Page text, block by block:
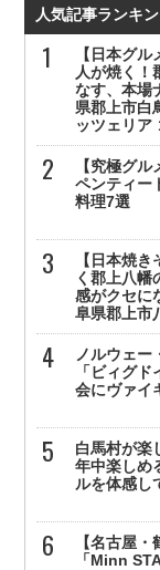
人気記事ランキ
【日本グ
人が焼く！
なす、本場
県郡上市白
ッツェリア
【究極グ
ペンティー
料理7選
【日本焼
く郡上八幡
感がクセに
阜県郡上市
ノルウェー
「ビィグ
会にヴァイ
白馬村が楽
年中楽しめ
ルを体感し
【名古屋
「Minn